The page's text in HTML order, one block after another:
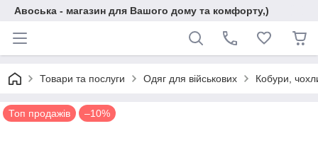
Авоська - магазин для Вашого дому та комфорту,)
Товари та послуги Одяг для військових Кобури,
Топ продажів –10%